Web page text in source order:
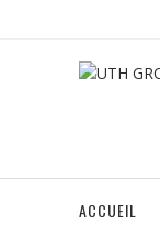
ACCUEIL